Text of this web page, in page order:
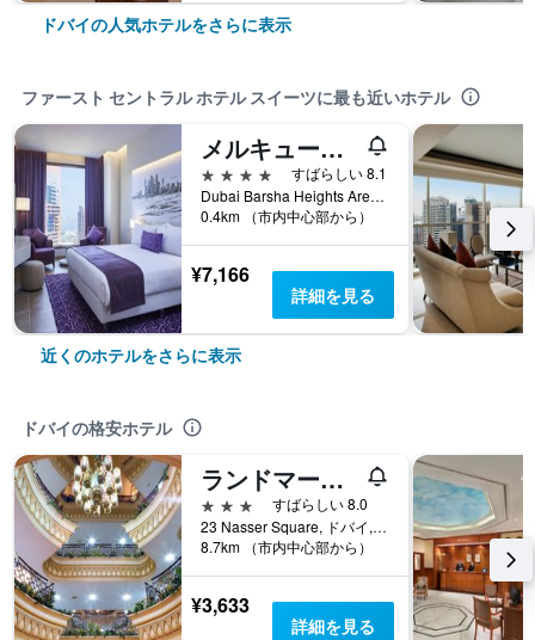
ドバイの人気ホテルをさらに表示
ファースト セントラル ホテル スイーツに最も近いホテル
メルキュール・ドバイ・バーシャ・ハイツ・ホテル・スイーツ・アンド・アパートメンツ
4つ星
すばらしい 8.1
Dubai Barsha Heights Area Sheikh Zayed Road Po Box 500300, ドバイ, アラブ首長国連邦
0.4km （市内中心部から）
¥7,166
詳細を見る
近くのホテルをさらに表示
ドバイの格安ホテル
ランドマーク プラザ ホテル
3つ星
すばらしい 8.0
23 Nasser Square, ドバイ, アラブ首長国連邦
8.7km （市内中心部から）
¥3,633
詳細を見る